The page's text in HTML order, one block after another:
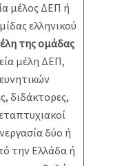
μέλος ΔΕΠ ή
ελληνικού
της ομάδας
μέλη ΔΕΠ,
διδάκτορες,
δύο ή
την Ελλάδα ή